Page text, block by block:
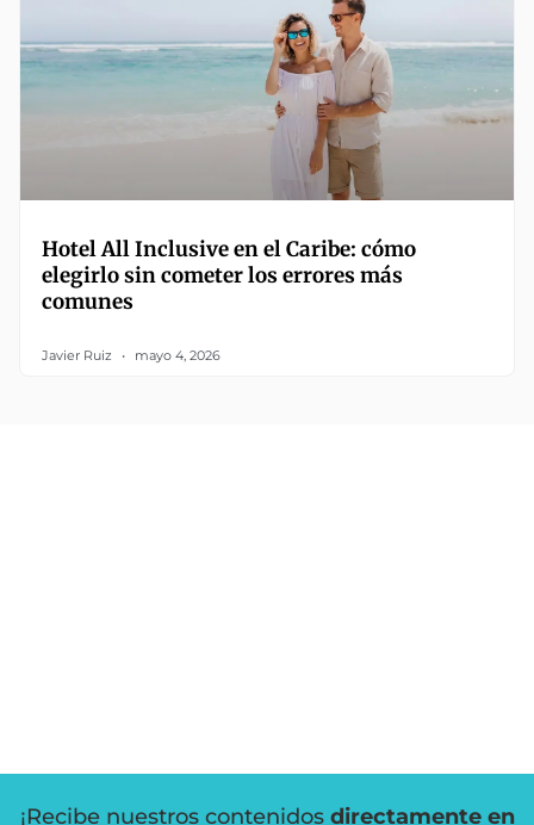
Hotel All Inclusive en el Caribe: cómo
elegirlo sin cometer los errores más
comunes
Javier Ruiz mayo 4, 2026
¡Recibe nuestros contenidos directamente en